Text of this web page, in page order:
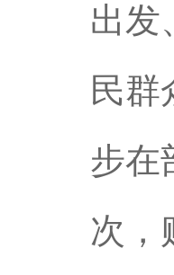
出发
民群
步在
次，